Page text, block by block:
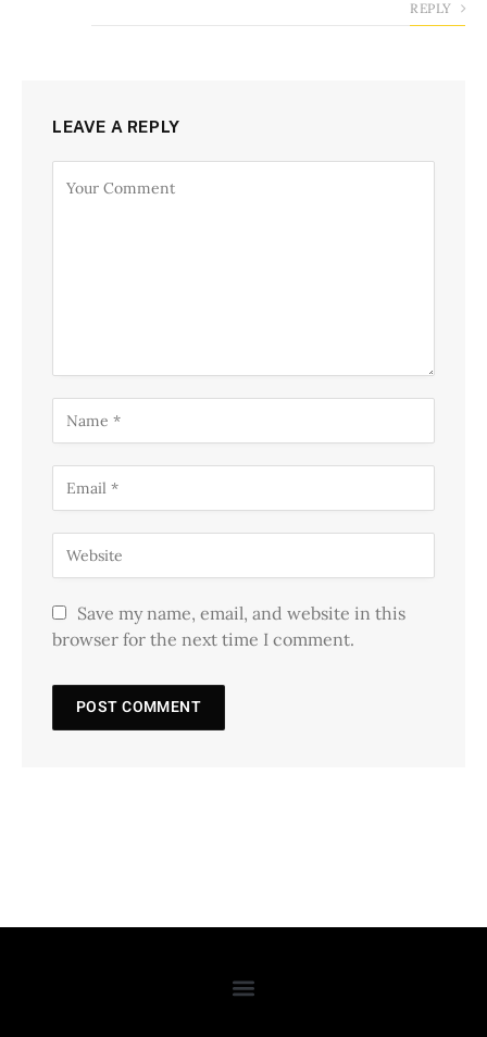
REPLY
LEAVE A REPLY
Save my name, email, and website in this
browser for the next time I comment.